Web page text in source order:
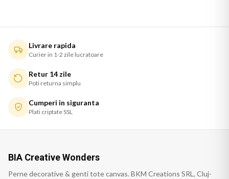
Livrare rapida
Curier in 1-2 zile lucratoare
Retur 14 zile
Poti returna simplu
Cumperi in siguranta
Plati criptate SSL
BIA Creative Wonders
Perne decorative & genti tote canvas. BKM Creations SRL, Cluj-